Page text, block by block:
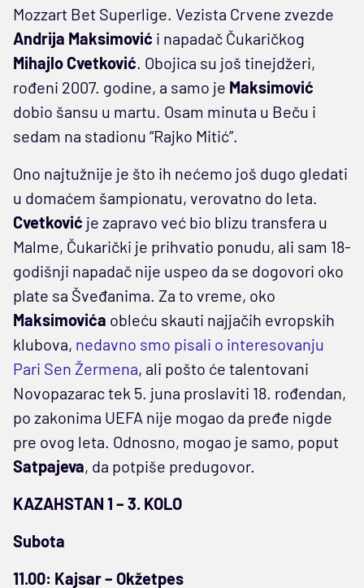
Mozzart Bet Superlige. Vezista Crvene zvezde
Andrija Maksimović i napadač Čukaričkog
Mihajlo Cvetković. Obojica su još tinejdžeri,
rođeni 2007. godine, a samo je Maksimović
dobio šansu u martu. Osam minuta u Beču i
sedam na stadionu “Rajko Mitić”.
Ono najtužnije je što ih nećemo još dugo gledati
u domaćem šampionatu, verovatno do leta.
Cvetković je zapravo već bio blizu transfera u
Malme, Čukarički je prihvatio ponudu, ali sam 18-
godišnji napadač nije uspeo da se dogovori oko
plate sa Šveđanima. Za to vreme, oko
Maksimovića obleću skauti najjačih evropskih
klubova, nedavno smo pisali o interesovanju
Pari Sen Žermena, ali pošto će talentovani
Novopazarac tek 5. juna proslaviti 18. rođendan,
po zakonima UEFA nije mogao da pređe nigde
pre ovog leta. Odnosno, mogao je samo, poput
Satpajeva, da potpiše predugovor.
KAZAHSTAN 1 – 3. KOLO
Subota
11.00: Kajsar – Okžetpes